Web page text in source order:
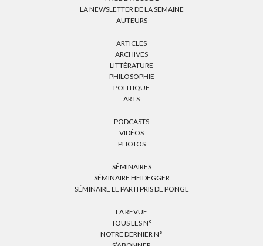
LA NEWSLETTER DE LA SEMAINE
AUTEURS
ARTICLES
ARCHIVES
LITTÉRATURE
PHILOSOPHIE
POLITIQUE
ARTS
PODCASTS
VIDÉOS
PHOTOS
SÉMINAIRES
SÉMINAIRE HEIDEGGER
SÉMINAIRE LE PARTI PRIS DE PONGE
LA REVUE
TOUS LES N°
NOTRE DERNIER N°